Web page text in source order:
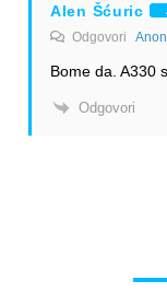
Alen Šćuric
Odgovori
Bome da. A330
Odgovori